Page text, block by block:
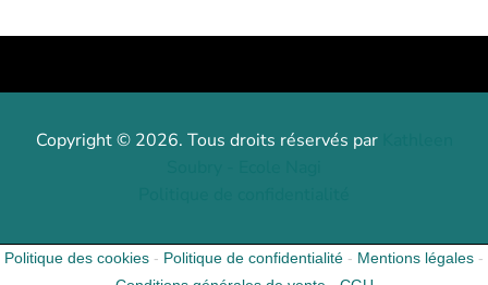
Copyright © 2026. Tous droits réservés par
Politique des cookies - Politique de confidentialité - Mentions légales -